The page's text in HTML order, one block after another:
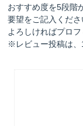
おすすめ度を5段階
要望をご記入くださ
よろしければプロ
※レビュー投稿は、